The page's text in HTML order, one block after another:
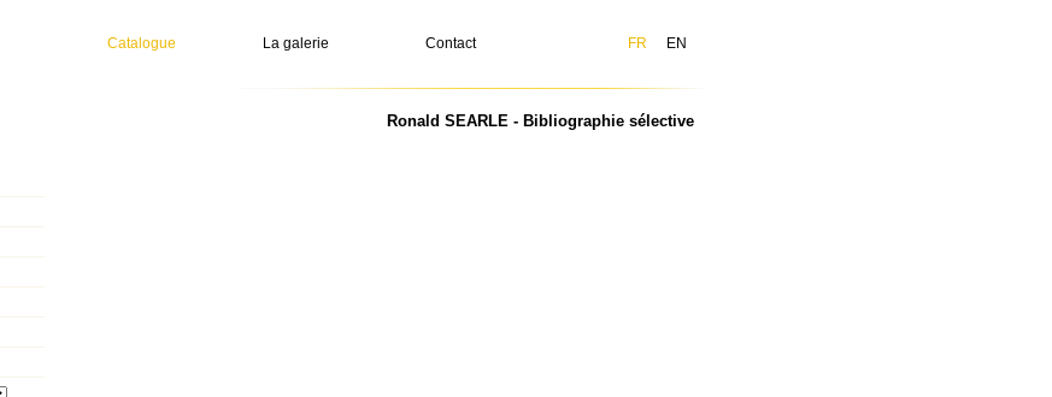
Catalogue La galerie Contact FR EN
Ronald SEARLE - Bibliographie sélective